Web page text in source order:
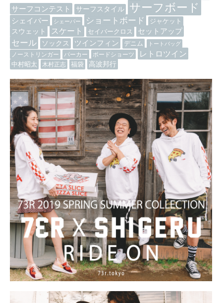
サーフコンテスト サーフスタイル サーフボード
シェイパー シェーパー ショートボード ジャケット
スウェット スケート セイバークロス セットアップ
セール ソックス ツインフィン デニム トートバッグ
ノーストリンガー パーカー ボードショーツ レトロツイン
中村昭太 木村正志 福袋 高波邦行